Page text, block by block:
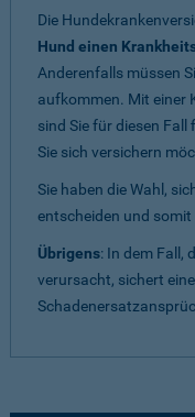
Die
Hund einen
Anderenfalls müssen
aufkommen. Mit einer
sind Sie für diesen
Sie sich versichern
Sie haben die Wahl,
entscheiden und
Übrigens: In dem Fall,
verursacht, sichert eine